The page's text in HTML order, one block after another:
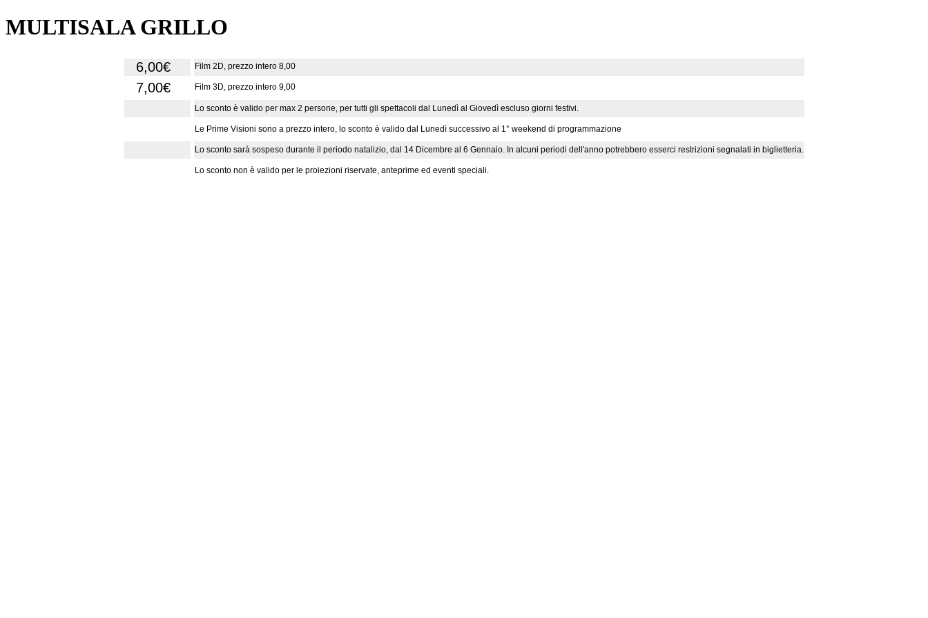
MULTISALA GRILLO
6,00€ Film 2D, prezzo intero 8,00
7,00€ Film 3D, prezzo intero 9,00
Lo sconto è valido per max 2 persone, per tutti gli spettacoli dal Lunedì al Giovedì escluso giorni festivi.
Le Prime Visioni sono a prezzo intero, lo sconto è valido dal Lunedì successivo al 1° weekend di programmazione
Lo sconto sarà sospeso durante il periodo natalizio, dal 14 Dicembre al 6 Gennaio. In alcuni periodi dell'anno potrebbero esserci restrizioni segnalati in biglietteria.
Lo sconto non è valido per le proiezioni riservate, anteprime ed eventi speciali.